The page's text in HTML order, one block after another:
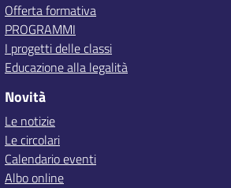
Offerta formativa
PROGRAMMI
I progetti delle classi
Educazione alla legalità
Novità
Le notizie
Le circolari
Calendario eventi
Albo online